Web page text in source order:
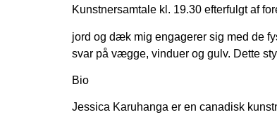
Kunstnersamtale kl. 19.30 efterfulgt af
jord og dæk mig engagerer sig med de
svar på vægge, vinduer og gulv. Dette
Bio
Jessica Karuhanga er en canadisk